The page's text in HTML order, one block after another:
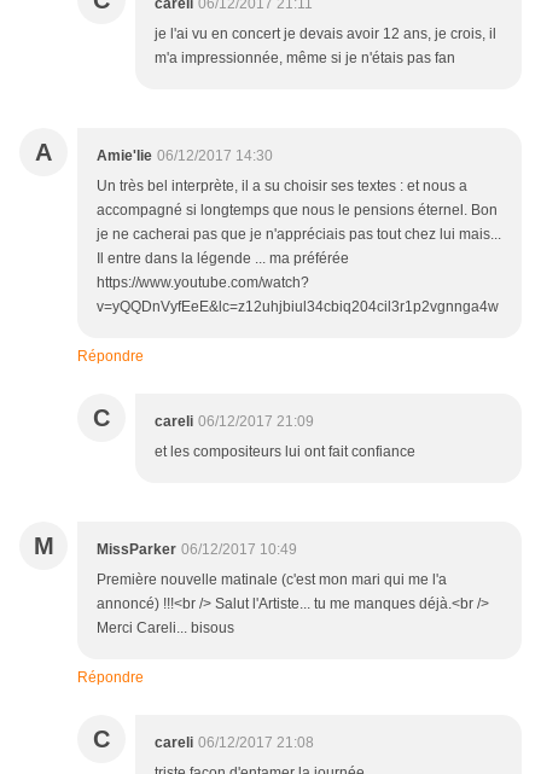
careli 06/12/2017 21:11
je l'ai vu en concert je devais avoir 12 ans, je crois, il
m'a impressionnée, même si je n'étais pas fan
A Amie'lie 06/12/2017 14:30
Un très bel interprète, il a su choisir ses textes : et nous a
accompagné si longtemps que nous le pensions éternel. Bon
je ne cacherai pas que je n'appréciais pas tout chez lui mais...
Il entre dans la légende ... ma préférée
https://www.youtube.com/watch?
v=yQQDnVyfEeE&lc=z12uhjbiul34cbiq204cil3r1p2vgnnga4w
Répondre
C careli 06/12/2017 21:09
et les compositeurs lui ont fait confiance
M MissParker 06/12/2017 10:49
Première nouvelle matinale (c'est mon mari qui me l'a
annoncé) !!!<br /> Salut l'Artiste... tu me manques déjà.<br />
Merci Careli... bisous
Répondre
C careli 06/12/2017 21:08